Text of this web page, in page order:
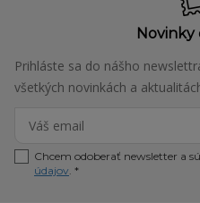
Novinky
Prihláste sa do nášho
všetkých novinkách a
Chcem odoberať newsletter a
údajov . *